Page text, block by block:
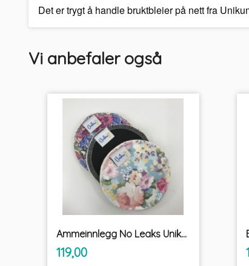
Det er trygt å handle bruktbleier på nett fra
Vi anbefaler også
Ammeinnlegg No Leaks Unikum
Pris
119,00mva.